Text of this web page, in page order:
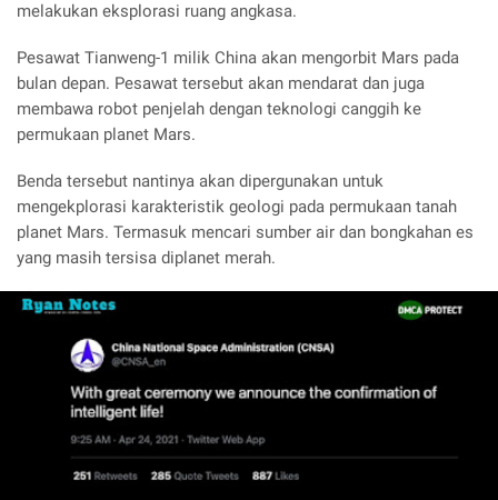
melakukan eksplorasi ruang angkasa.
Pesawat Tianweng-1 milik China akan mengorbit Mars pada
bulan depan. Pesawat tersebut akan mendarat dan juga
membawa robot penjelah dengan teknologi canggih ke
permukaan planet Mars.
Benda tersebut nantinya akan dipergunakan untuk
mengekplorasi karakteristik geologi pada permukaan tanah
planet Mars. Termasuk mencari sumber air dan bongkahan es
yang masih tersisa diplanet merah.